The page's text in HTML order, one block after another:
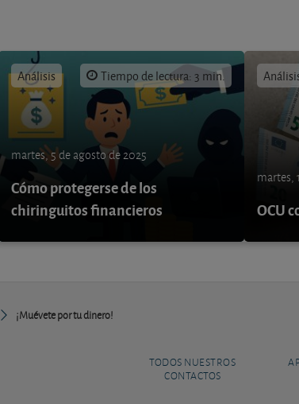
Análisis Tiempo de lectura: 3 min.
martes, 5 de agosto de 2025
Cómo protegerse de los
chiringuitos financieros
martes,
OCU
¡Muévete por tu dinero!
TODOS NUESTROS
CONTACTOS